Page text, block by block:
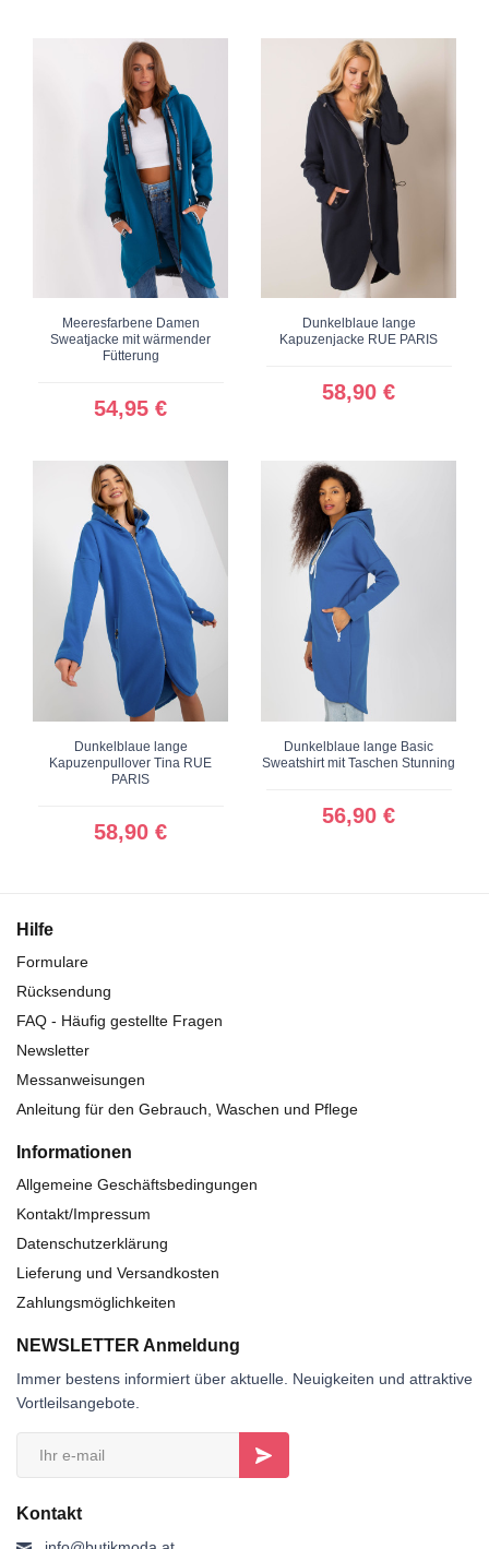
Meeresfarbene Damen
Sweatjacke mit wärmender
Fütterung
54,95 €
Dunkelblaue lange
Kapuzenjacke RUE PARIS
58,90 €
Dunkelblaue lange
Kapuzenpullover Tina RUE
PARIS
58,90 €
Dunkelblaue lange Basic
Sweatshirt mit Taschen Stunning
56,90 €
Hilfe
Formulare
Rücksendung
FAQ - Häufig gestellte Fragen
Newsletter
Messanweisungen
Anleitung für den Gebrauch, Waschen und Pflege
Informationen
Allgemeine Geschäftsbedingungen
Kontakt/Impressum
Datenschutzerklärung
Lieferung und Versandkosten
Zahlungsmöglichkeiten
NEWSLETTER Anmeldung
Immer bestens informiert über aktuelle. Neuigkeiten und attraktive
Vortleilsangebote.
Kontakt